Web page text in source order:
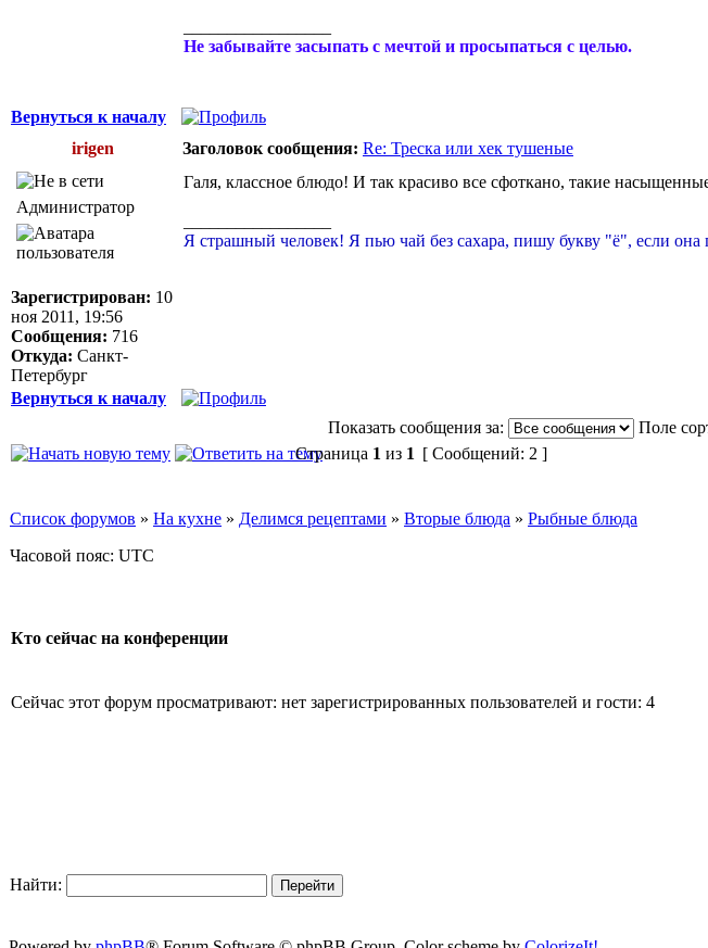
Не забывайте засыпать с мечтой и просыпаться с целью.
Вернуться к началу
irigen
Заголовок сообщения: Re: Треска или хек тушеные
Администратор
Зарегистрирован: 10
ноя 2011, 19:56
Сообщения: 716
Откуда: Санкт-
Петербург
Галя, классное блюдо! И так красиво все сфоткано, такие
Я страшный человек! Я пью чай без сахара, пишу букву "ё", если
Вернуться к началу
Показать сообщения за:
Поле
Страница 1 из 1 [ Сообщений: 2 ]
Список форумов » На кухне » Делимся рецептами » Вторые блюда » Рыбные блюда
Часовой пояс: UTC
Кто сейчас на конференции
Сейчас этот форум просматривают: нет зарегистрированных пользователей и гости: 4
Найти: